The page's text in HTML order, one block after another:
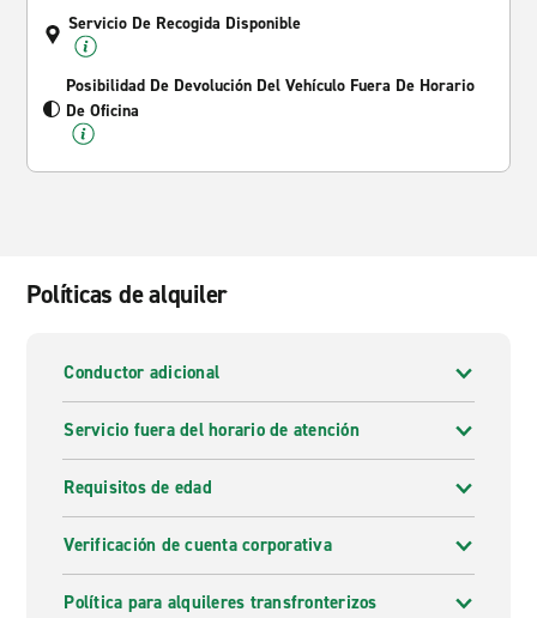
Servicio De Recogida Disponible
Posibilidad De Devolución Del Vehículo Fuera De Horario
De Oficina
Políticas de alquiler
Conductor adicional
Servicio fuera del horario de atención
Requisitos de edad
Verificación de cuenta corporativa
Política para alquileres transfronterizos